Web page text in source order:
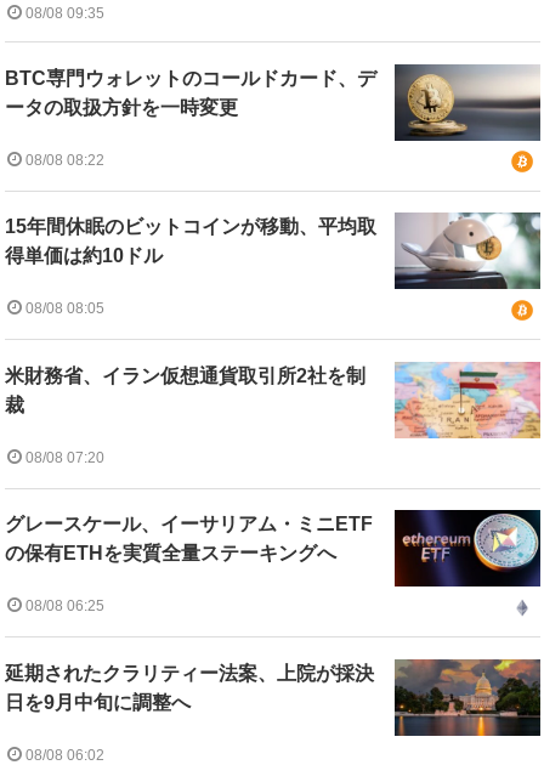
08/08 09:35
BTC専門ウォレットのコールドカード、デ
ータの取扱方針を一時変更
08/08 08:22
15年間休眠のビットコインが移動、平均取
得単価は約10ドル
08/08 08:05
米財務省、イラン仮想通貨取引所2社を制
裁
08/08 07:20
グレースケール、イーサリアム・ミニETF
の保有ETHを実質全量ステーキングへ
08/08 06:25
延期されたクラリティー法案、上院が採決
日を9月中旬に調整へ
08/08 06:02